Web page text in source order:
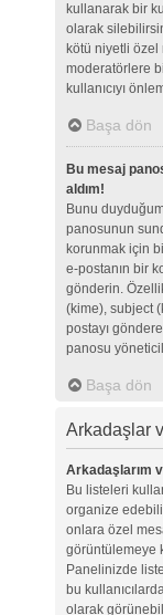
kullanarak bir
olarak
kötü niyetli özel
moderatörlere
kullanıcıyı
Başa dön
Bu mesaj
aldım!
Bunu
panosunun
korunmak için
e-postanın bir
gönderin.
(kime), subject
postayı
panosu
Başa dön
Arkadaşlar
Arkadaşlarım
Bu listeleri
organize
onlara özel
görüntülemeye
Panelinizde
bu
olarak